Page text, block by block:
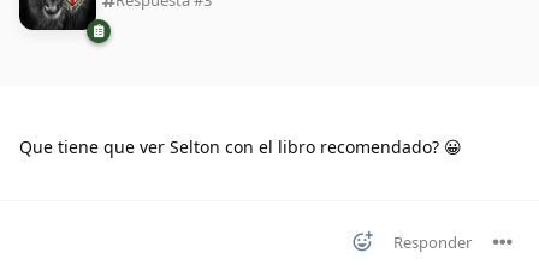
Que tiene que ver Selton con el libro recomendado? 😀
Responder